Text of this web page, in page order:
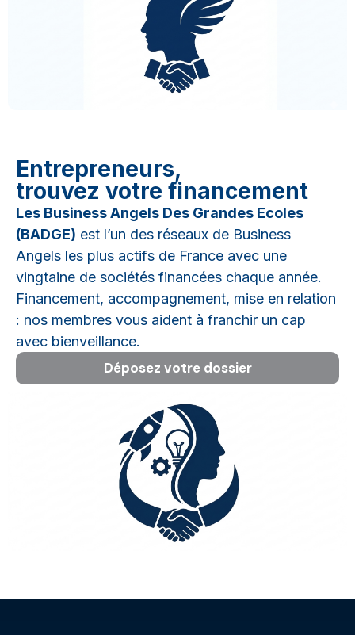
Entrepreneurs,
trouvez votre financement
Les Business Angels Des Grandes Ecoles
(BADGE) est l’un des réseaux de Business
Angels les plus actifs de France avec une
vingtaine de sociétés financées chaque année.
Financement, accompagnement, mise en relation
: nos membres vous aident à franchir un cap
avec bienveillance.
Déposez votre dossier